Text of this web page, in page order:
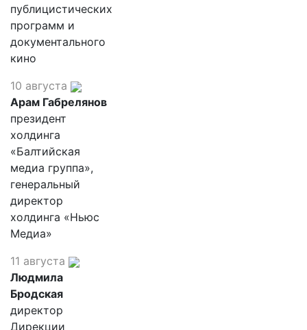
публицистических
программ и
документального
кино
10 августа
Арам Габрелянов
президент
холдинга
«Балтийская
медиа группа»,
генеральный
директор
холдинга «Ньюс
Медиа»
11 августа
Людмила
Бродская
директор
Дирекции